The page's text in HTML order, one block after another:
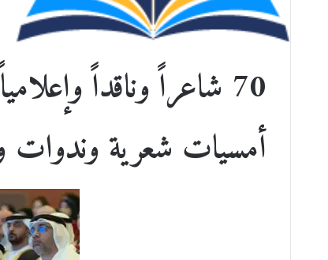
إ
ل
ر
ا
70 شاعراً وناقداً وإعلامياً من دول عربية
أمسيات شعرية وندوات